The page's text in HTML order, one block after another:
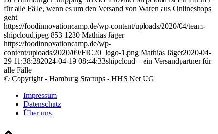
für alle Fälle, wenn es um den Versand von Waren aus Onlineshops
geht.
https://foodinnovationcamp.de/wp-content/uploads/2020/04/team-
shipcloud.jpeg 853 1280 Mathias Jäger
https://foodinnovationcamp.de/wp-
content/uploads/2020/09/FIC20_logo-1.png Mathias Jäger2020-04-
29 11:38:282024-04-19 08:44:33shipcloud – ein Versandpartner für
alle Fälle
© Copyright - Hamburg Startups - HHS Net UG
Impressum
Datenschutz
Über uns